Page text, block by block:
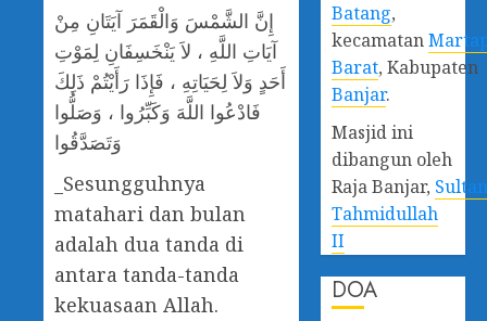
إِنَّ الشَّمْسَ وَالْقَمَرَ آيَتَانِ مِنْ
آيَاتِ اللَّهِ ، لاَ يَنْخَسِفَانِ لِمَوْتِ
أَحَدٍ وَلاَ لِحَيَاتِهِ ، فَإِذَا رَأَيْتُمْ ذَلِكَ
فَادْعُوا اللَّهَ وَكَبِّرُوا ، وَصَلُّوا
وَتَصَدَّقُوا
_Sesungguhnya
matahari dan bulan
adalah dua tanda di
antara tanda-tanda
kekuasaan Allah.
Batang,
kecamatan
Barat, Kabupaten
Banjar.
Masjid ini
dibangun oleh
Raja Banjar,
Tahmidullah
II
DOA